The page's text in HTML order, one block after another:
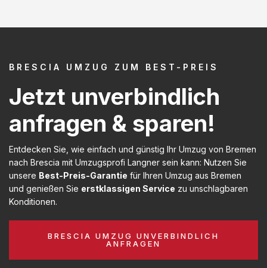
BRESCIA UMZUG ZUM BEST-PREIS
Jetzt unverbindlich
anfragen & sparen!
Entdecken Sie, wie einfach und günstig Ihr Umzug von Bremen
nach Brescia mit Umzugsprofi Langner sein kann: Nutzen Sie
unsere Best-Preis-Garantie für Ihren Umzug aus Bremen
und genießen Sie erstklassigen Service zu unschlagbaren
Konditionen.
BRESCIA UMZUG UNVERBINDLICH
ANFRAGEN